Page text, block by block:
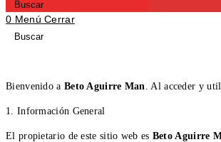
De
La
Web
panel.
0 Menú Cerrar
Buscar
Bienvenido a Beto Aguirre Man. Al acceder y
1. Información General
El propietario de este sitio web es Beto Aguirre